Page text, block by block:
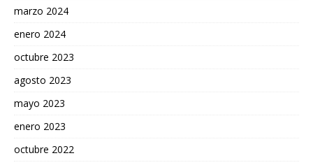
marzo 2024
enero 2024
octubre 2023
agosto 2023
mayo 2023
enero 2023
octubre 2022